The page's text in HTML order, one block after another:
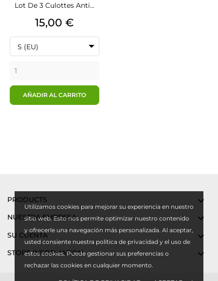
Utilizamos cookies para mejorar su experiencia en nuestro
sitio web. Esto nos permite optimizar nuestro contenido
y ofrecerle una navegación más personalizada. Al aceptar,
usted consiente nuestra política de privacidad y el uso de
estos cookies. Puede gestionar sus preferencias o
rechazar las cookies en cualquier momento.
Lot De 3 Culottes Anti...
Precio
15,00 €
S (EU)
AÑADIR AL CARRITO
PRODUCTS 
NUESTRA EMPRESA 
SU CUENTA 
STORE INFORMATION 